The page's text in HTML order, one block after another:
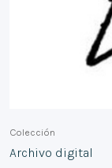
Colección
Archivo digital